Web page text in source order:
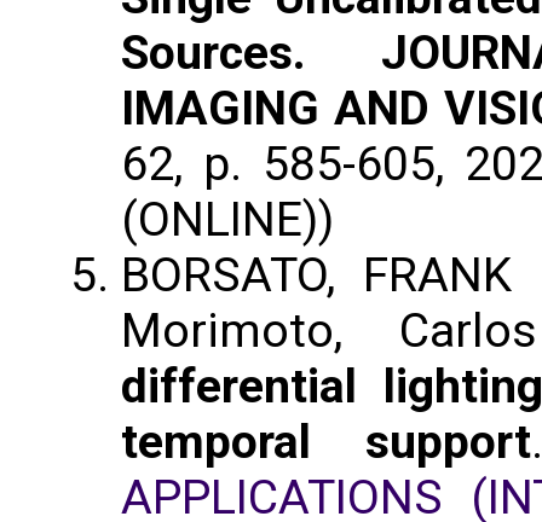
Sources.
IMAGING AND
62, p. 585-605,
(ONLINE))
BORSATO,
Morimoto,
differential
temporal support
APPLICATIONS